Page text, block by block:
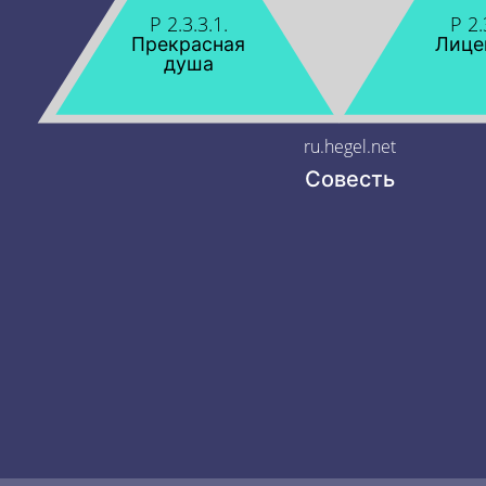
P 2.3.3.1.
Прекрасная
душа
P
ru.hegel.net
Совесть